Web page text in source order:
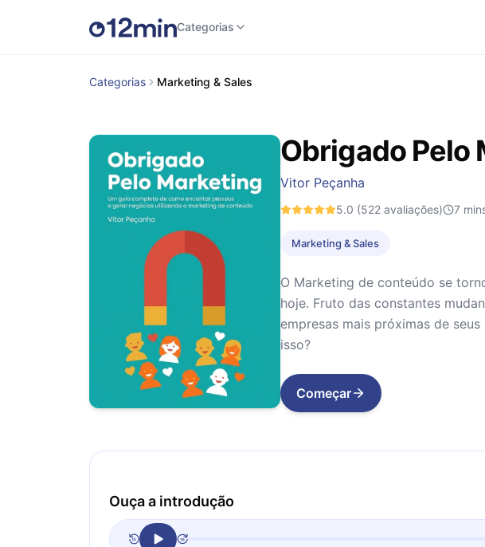
Categorias
Categorias Marketing & Sales
Obrigado Pelo
Vitor Peçanha
5.0 (522 avaliações) 7
Marketing & Sales
O Marketing de conteúdo se
hoje. Fruto das constantes
empresas mais próximas de
isso?
Começar
Ouça a introdução